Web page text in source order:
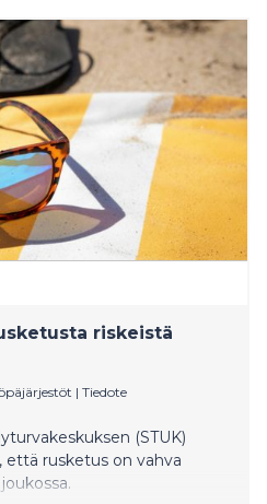
riskeistä
| Tiedote
(STUK)
rusketus on vahva